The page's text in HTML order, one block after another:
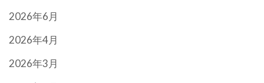
2026年6月
2026年4月
2026年3月